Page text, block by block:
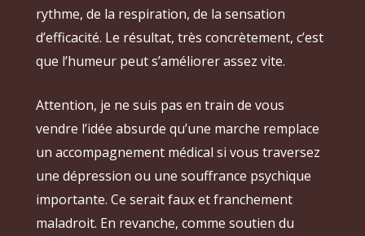
rythme, de la respiration, de la sensation
d’efficacité. Le résultat, très concrètement, c’est
que l’humeur peut s’améliorer assez vite.
Attention, je ne suis pas en train de vous
vendre l’idée absurde qu’une marche remplace
un accompagnement médical si vous traversez
une dépression ou une souffrance psychique
importante. Ce serait faux et franchement
maladroit. En revanche, comme soutien du